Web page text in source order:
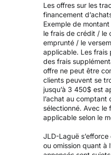
Les offres sur les
financement
Exemple de
le frais de crédit / le
emprunté / le
applicable. Les frais
des frais
offre ne peut être
clients peuvent se
jusqu’à 3 450$ est
l’achat au comptant
sélectionné. Avec le
applicable selon le
JLD-Laguë
ou omission quant à